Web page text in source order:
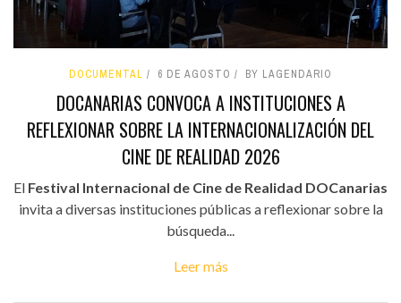
DOCUMENTAL 6 DE AGOSTO BY LAGENDARIO
DOCANARIAS CONVOCA A INSTITUCIONES A
REFLEXIONAR SOBRE LA INTERNACIONALIZACIÓN DEL
CINE DE REALIDAD 2026
El Festival Internacional de Cine de Realidad DOCanarias
invita a diversas instituciones públicas a reflexionar sobre la
búsqueda...
Leer más